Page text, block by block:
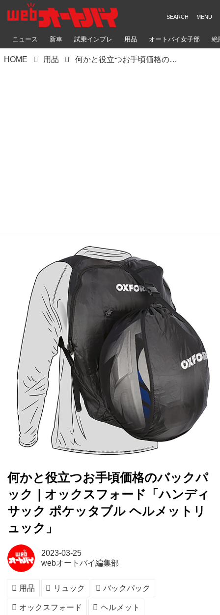
ニュース 新車 試乗インプレ 用品 オートバイ女子部 絶
HOME 用品 何かと役立つお手頃価格のバックパック｜オックスフォード「ハンディサック ポケッタブル ヘルメットリュック」
何かと役立つお手頃価格のバックパ
ック｜オックスフォード「ハンディ
サック ポケッタブル ヘルメットリ
ュック」
2023-03-25
webオートバイ編集部
用品 リュック バックパック
オックスフォード ヘルメット